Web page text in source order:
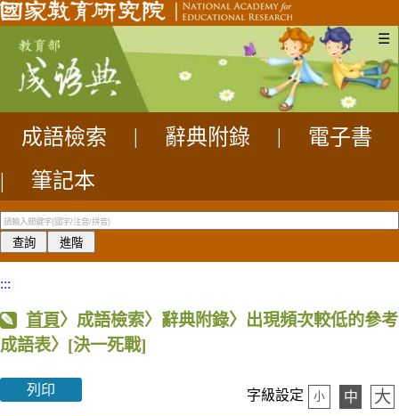
☰
成語檢索 辭典附錄
電子書
|
筆記本
:::
首頁〉成語檢索〉辭典附錄〉出現頻次較低的參考
成語表〉 [決一死戰]
列印 字級設定 小 中 大